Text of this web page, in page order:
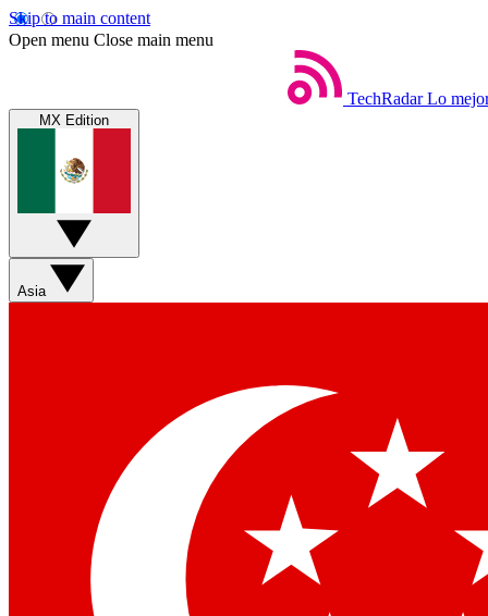
Skip to main content
Open menu Close main menu
TechRadar Lo
MX Edition
Asia